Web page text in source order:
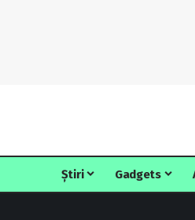
Știri Gadgets